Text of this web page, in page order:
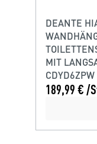
DEANTE
MIT
CDYD6ZPW
189,99 € /